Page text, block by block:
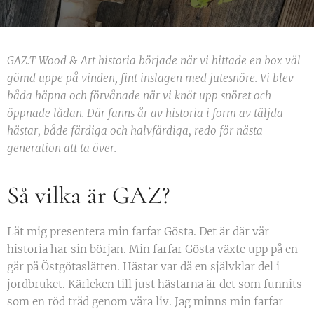
GAZ.T Wood & Art historia började när vi hittade en box väl
gömd uppe på vinden, fint inslagen med jutesnöre. Vi blev
båda häpna och förvånade när vi knöt upp snöret och
öppnade lådan. Där fanns år av historia i form av täljda
hästar, både färdiga och halvfärdiga, redo för nästa
generation att ta över.
Så vilka är GAZ?
Låt mig presentera min farfar Gösta. Det är där vår
historia har sin början. Min farfar Gösta växte upp på en
går på Östgötaslätten. Hästar var då en självklar del i
jordbruket. Kärleken till just hästarna är det som funnits
som en röd tråd genom våra liv. Jag minns min farfar